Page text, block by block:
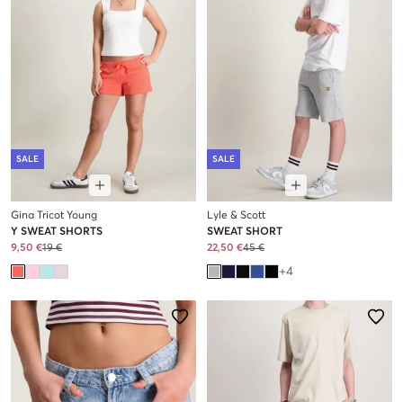
SALE
Gina Tricot Young
Y SWEAT SHORTS
9,50 €19 €
SALE
Lyle & Scott
SWEAT SHORT
22,50 €45 €
+4